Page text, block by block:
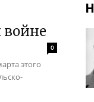
войне
0
этого